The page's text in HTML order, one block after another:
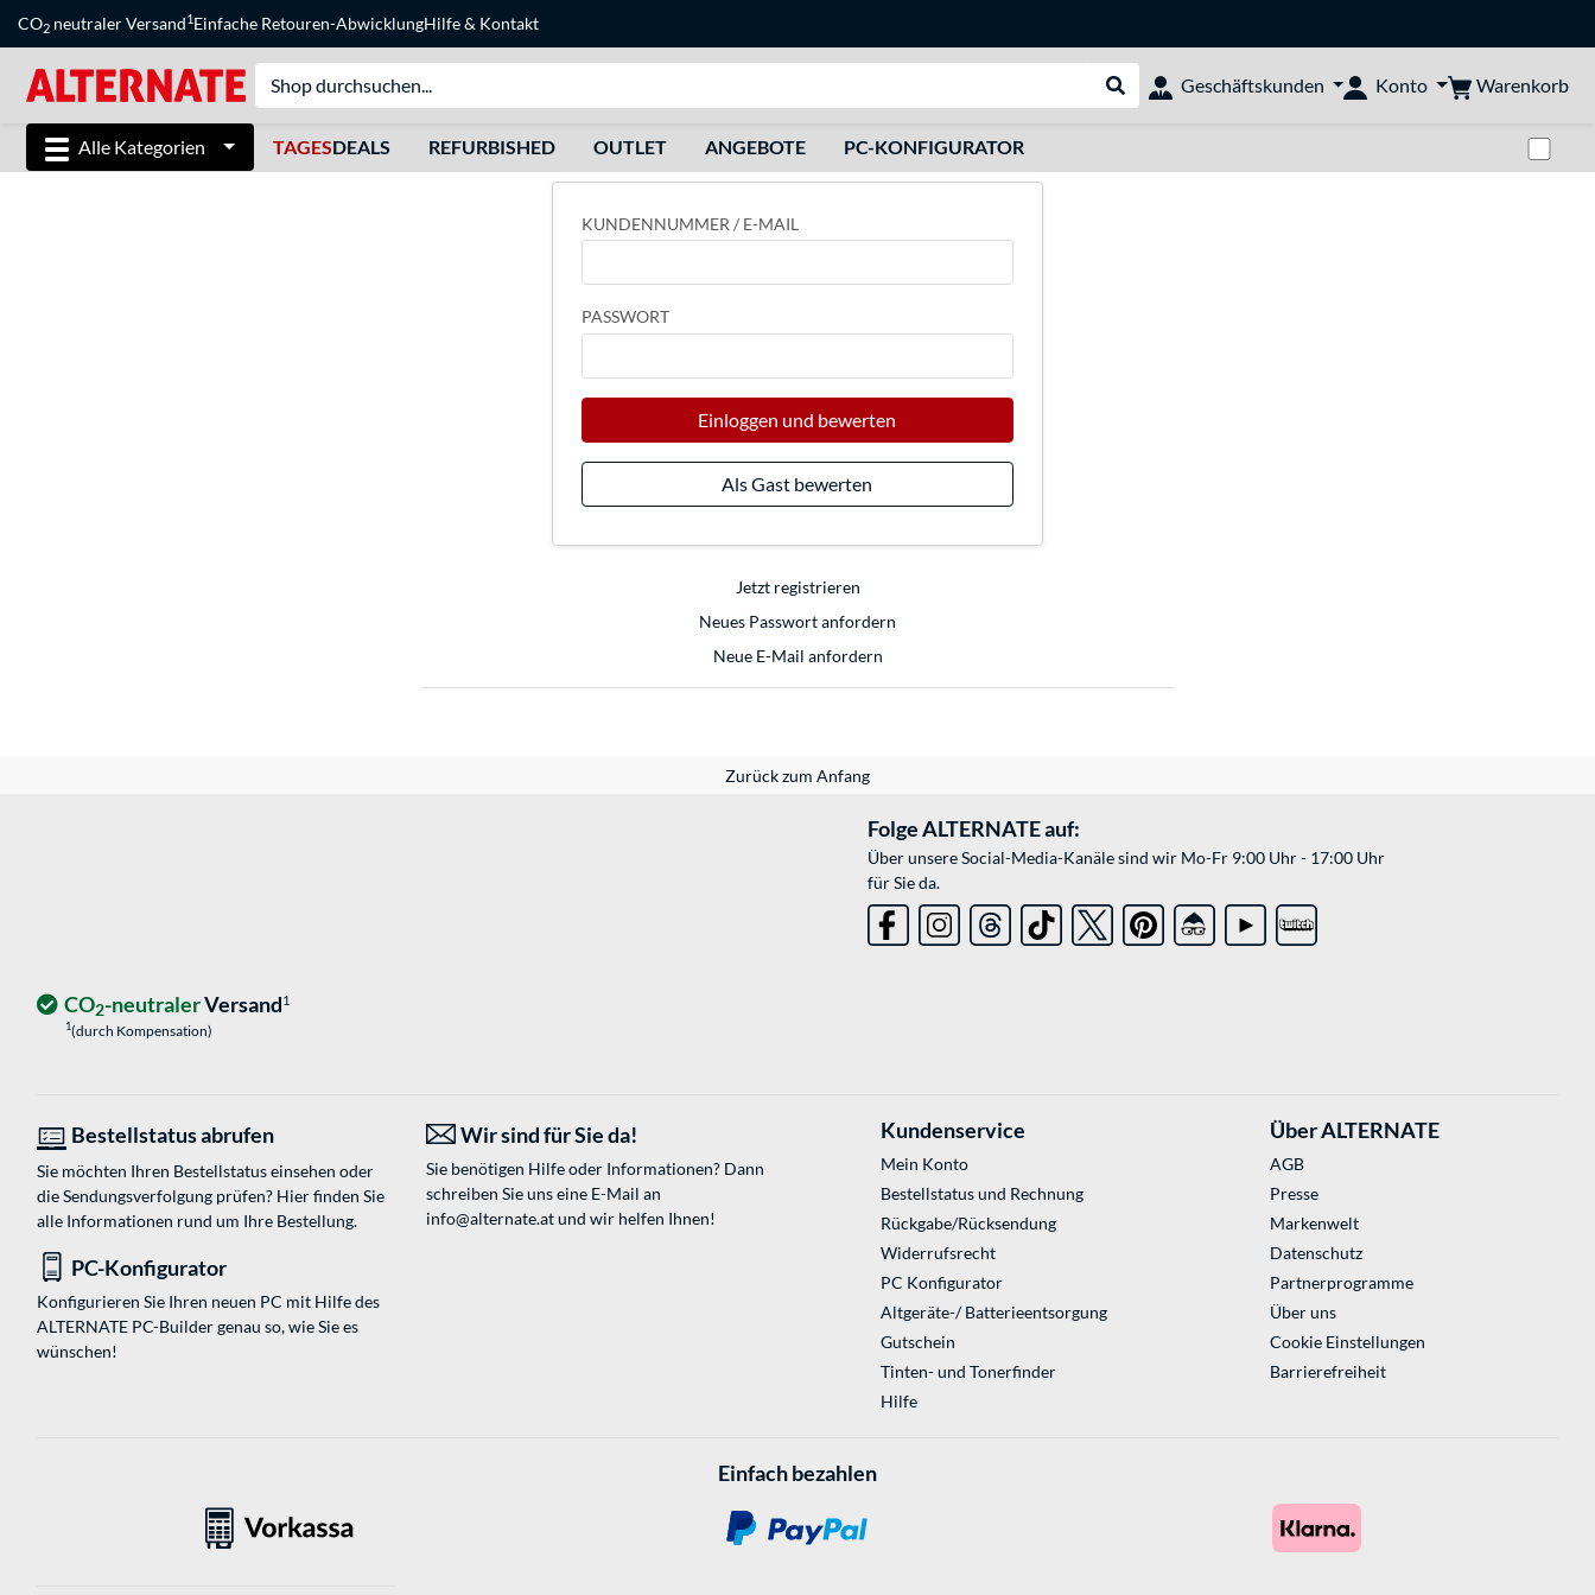
CO2 neutraler Versand1Einfache Retouren-AbwicklungHilfe& Kontakt
Suche durchführen
Geschäftskunden Konto Warenkorb
Alle Kategorien TAGESDEALS REFURBISHED OUTLET ANGEBOTE PC-KONFIGURATOR
KUNDENNUMMER / E-MAIL
PASSWORT
Einloggen und bewerten
Als Gast bewerten
Jetzt registrieren
Neues Passwort anfordern
Neue E-Mail anfordern
Zurück zum Anfang
Folge ALTERNATE auf:
Über unsere Social-Media-Kanäle sind wir Mo-Fr 9:00 Uhr - 17:00 Uhr
für Sie da.
CO2-neutralerVersand1
1(durch Kompensation)
Bestellstatus abrufen
Sie möchten Ihren Bestellstatus einsehen oder
die Sendungsverfolgung prüfen? Hier finden Sie
alle Informationen rund um Ihre Bestellung.
Wir sind für Sie da!
Sie benötigen Hilfe oder Informationen? Dann
schreiben Sie uns eine E-Mail an
info@alternate.atund wir helfen Ihnen!
PC-Konfigurator
Konfigurieren Sie Ihren neuen PC mit Hilfe des
ALTERNATE PC-Builder genau so, wie Sie es
wünschen!
Kundenservice
Mein Konto
Bestellstatus und Rechnung
Rückgabe/Rücksendung
Widerrufsrecht
PC Konfigurator
Altgeräte-/ Batterieentsorgung
Gutschein
Tinten- und Tonerfinder
Hilfe
Über ALTERNATE
AGB
Presse
Markenwelt
Datenschutz
Partnerprogramme
Über uns
Cookie Einstellungen
Barrierefreiheit
Einfach bezahlen